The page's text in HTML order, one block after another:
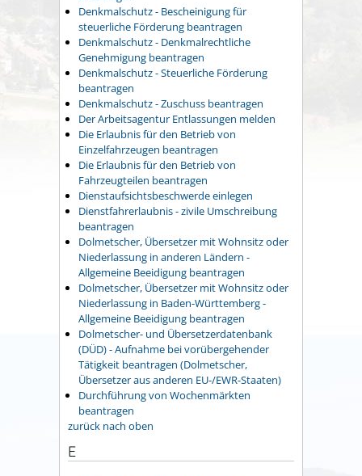
Denkmalschutz - Bescheinigung für
steuerliche Förderung beantragen
Denkmalschutz - Denkmalrechtliche
Genehmigung beantragen
Denkmalschutz - Steuerliche Förderung
beantragen
Denkmalschutz - Zuschuss beantragen
Der Arbeitsagentur Entlassungen melden
Die Erlaubnis für den Betrieb von
Einzelfahrzeugen beantragen
Die Erlaubnis für den Betrieb von
Fahrzeugteilen beantragen
Dienstaufsichtsbeschwerde einlegen
Dienstfahrerlaubnis - zivile Umschreibung
beantragen
Dolmetscher, Übersetzer mit Wohnsitz oder
Niederlassung in anderen Ländern -
Allgemeine Beeidigung beantragen
Dolmetscher, Übersetzer mit Wohnsitz oder
Niederlassung in Baden-Württemberg -
Allgemeine Beeidigung beantragen
Dolmetscher- und Übersetzerdatenbank
(DÜD) - Aufnahme bei vorübergehender
Tätigkeit beantragen (Dolmetscher,
Übersetzer aus anderen EU-/EWR-Staaten)
Durchführung von Wochenmärkten
beantragen
zurück nach oben
E